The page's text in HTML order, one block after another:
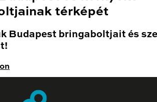
térképét
Budapest bringaboltjait és